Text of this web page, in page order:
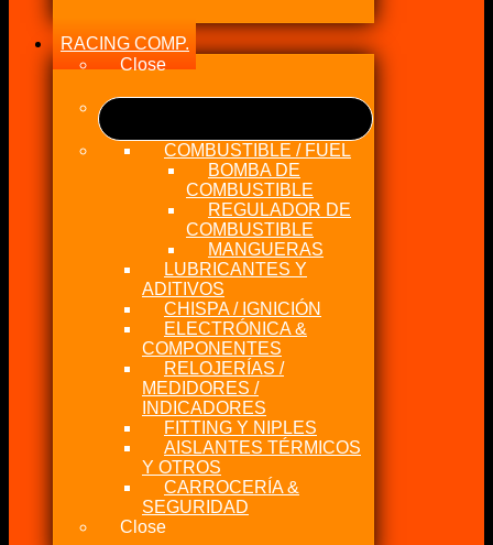
RACING COMP.
Close
COMBUSTIBLE / FUEL
BOMBA DE
COMBUSTIBLE
REGULADOR DE
COMBUSTIBLE
MANGUERAS
LUBRICANTES Y
ADITIVOS
CHISPA / IGNICIÓN
ELECTRÓNICA &
COMPONENTES
RELOJERÍAS /
MEDIDORES /
INDICADORES
FITTING Y NIPLES
AISLANTES TÉRMICOS
Y OTROS
CARROCERÍA &
SEGURIDAD
Close